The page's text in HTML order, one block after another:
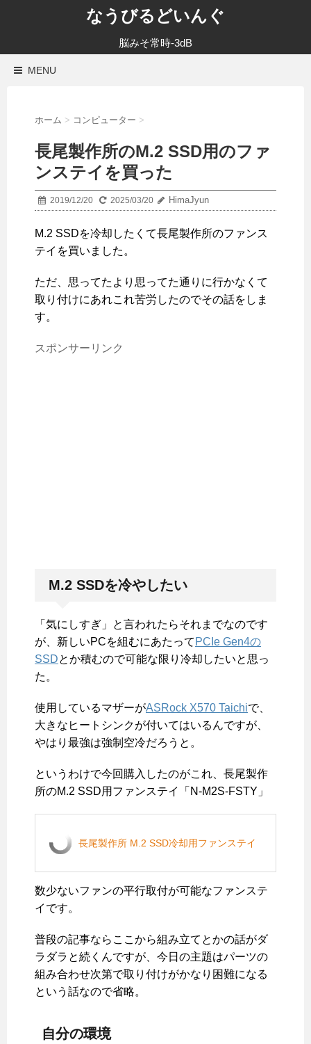
なうびるどいんぐ
脳みそ常時-3dB
MENU
ホーム > コンピューター >
長尾製作所のM.2 SSD用のファ
ンステイを買った
2019/12/20 2025/03/20 HimaJyun
M.2 SSDを冷却したくて長尾製作所のファンス
テイを買いました。
ただ、思ってたより思ってた通りに行かなくて
取り付けにあれこれ苦労したのでその話をしま
す。
スポンサーリンク
M.2 SSDを冷やしたい
「気にしすぎ」と言われたらそれまでなのです
が、新しいPCを組むにあたって PCIe Gen4の
SSDとか積むので可能な限り冷却したいと思っ
た。
使用しているマザーがASRock X570 Taichiで、
大きなヒートシンクが付いてはいるんですが、
やはり最強は強制空冷だろうと。
というわけで今回購入したのがこれ、長尾製作
所のM.2 SSD用ファンステイ「N-M2S-FSTY」
長尾製作所 M.2 SSD冷却用ファンステイ
数少ないファンの平行取付が可能なファンステ
イです。
普段の記事ならここから組み立てとかの話がダ
ラダラと続くんですが、今日の主題はパーツの
組み合わせ次第で取り付けがかなり困難になる
という話なので省略。
自分の環境